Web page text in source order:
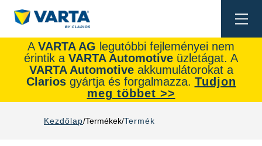
A VARTA AG legutóbbi fejleményei nem
érintik a VARTA Automotive üzletágat. A
VARTA Automotive akkumulátorokat a
Clariosgyártja és forgalmazza. Tudjon
meg többet >>
Kezdőlap Termékek Termék